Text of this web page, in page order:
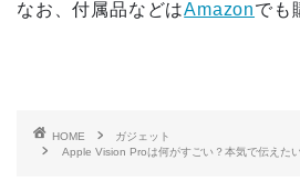
なお、付属品などはAmazonでも
HOME
ガジェット
Apple Vision Proは何がすごい？本気で伝えた